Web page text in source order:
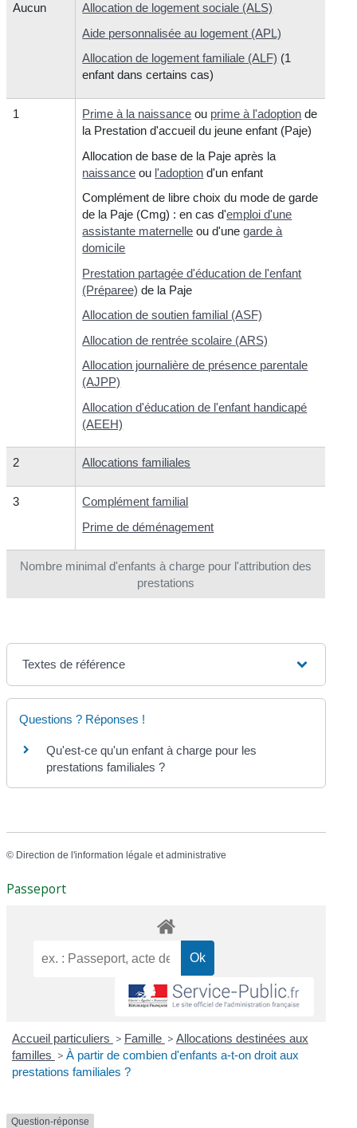
Nombre minimal d'enfants à charge pour l'attribution des
prestations
Aucun
Allocation de logement sociale (ALS)
Aide personnalisée au logement (APL)
Allocation de logement familiale (ALF) (1
enfant dans certains cas)
1 Prime à la naissance ou prime à l'adoption de
la Prestation d'accueil du jeune enfant (Paje)
Allocation de base de la Paje après la
naissance ou l'adoption d'un enfant
Complément de libre choix du mode de garde
de la Paje (Cmg) : en cas d'emploi d'une
assistante maternelle ou d'unegarde à
domicile
Prestation partagée d'éducation de l'enfant
(Préparee) de la Paje
Allocation de soutien familial (ASF)
Allocation de rentrée scolaire (ARS)
Allocation journalière de présence parentale
(AJPP)
Allocation d'éducation de l'enfant handicapé
(AEEH)
2 Allocations familiales
3
Complément familial
Prime de déménagement
Textes de référence
Questions ? Réponses !
Qu'est-ce qu'un enfant à charge pour les
prestations familiales ?
© Direction de l'information légale et administrative
Passeport
Accueil particuliers > Famille > Allocations destinées aux
familles > À partir de combien d'enfants a-t-on droit aux
prestations familiales ?
Question-réponse